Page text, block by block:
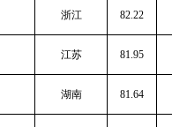
浙江 82.22
江苏 81.95
湖南 81.64